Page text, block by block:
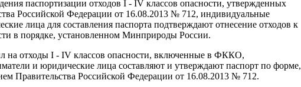
паспортизации отходов I - IV классов опасности, утвержденных
Российской Федерации от 16.08.2013 № 712, индивидуальные
лица для составления паспорта подтверждают отнесение отходов к
в порядке, установленном Минприроды России.
на отходы I - IV классов опасности, включенные в ФККО,
и юридические лица составляют и утверждают паспорт по форме,
Правительства Российской Федерации от 16.08.2013 № 712.